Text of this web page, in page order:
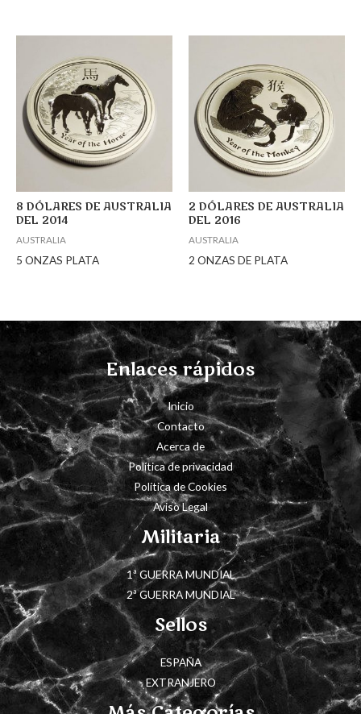
8 DÓLARES DE AUSTRALIA
DEL 2014
AUSTRALIA
5 ONZAS PLATA
2 DÓLARES DE AUSTRALIA
DEL 2016
AUSTRALIA
2 ONZAS DE PLATA
Enlaces rápidos
Inicio
Contacto
Acerca de
Política de privacidad
Política de Cookies
Aviso Legal
Militaria
1ª GUERRA MUNDIAL
2ª GUERRA MUNDIAL
Sellos
ESPAÑA
EXTRANJERO